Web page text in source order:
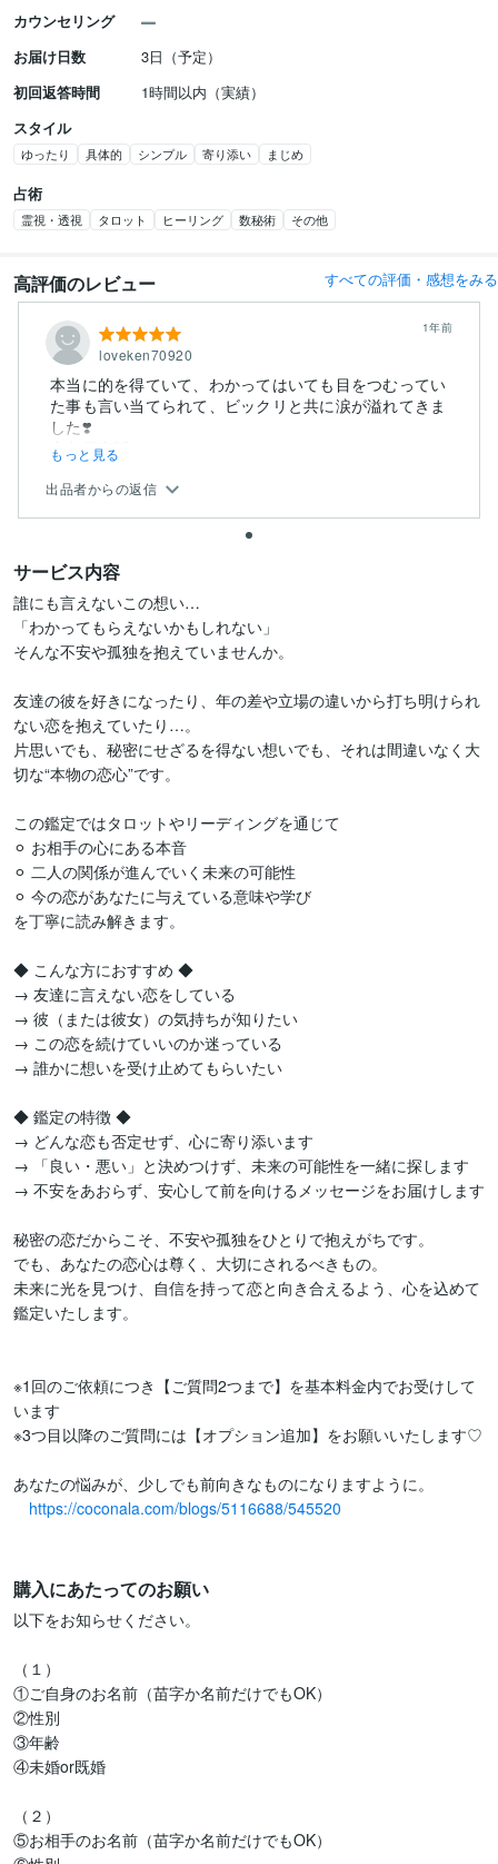
カウンセリング
お届け日数
3日（予定）
初回返答時間
1時間以内（実績）
スタイル
ゆったり 具体的 シンプル 寄り添い まじめ
占術
霊視・透視 タロット ヒーリング 数秘術 その他
高評価のレビュー すべての評価・感想をみる
loveken70920
1年前
本当に的を得ていて、わかってはいても目をつむってい
た事も言い当てられて、ビックリと共に涙が溢れてきま
した❣️
永久保存版...
もっと見る
出品者からの返信
サービス内容
誰にも言えないこの想い…
「わかってもらえないかもしれない」
そんな不安や孤独を抱えていませんか。
友達の彼を好きになったり、年の差や立場の違いから打ち明けられ
ない恋を抱えていたり…。
片思いでも、秘密にせざるを得ない想いでも、それは間違いなく大
切な“本物の恋心”です。
この鑑定ではタロットやリーディングを通じて
⚪︎ お相手の心にある本音
⚪︎ 二人の関係が進んでいく未来の可能性
⚪︎ 今の恋があなたに与えている意味や学び
を丁寧に読み解きます。
◆ こんな方におすすめ ◆
→ 友達に言えない恋をしている
→ 彼（または彼女）の気持ちが知りたい
→ この恋を続けていいのか迷っている
→ 誰かに想いを受け止めてもらいたい
◆ 鑑定の特徴 ◆
→ どんな恋も否定せず、心に寄り添います
→ 「良い・悪い」と決めつけず、未来の可能性を一緒に探します
→ 不安をあおらず、安心して前を向けるメッセージをお届けします
秘密の恋だからこそ、不安や孤独をひとりで抱えがちです。
でも、あなたの恋心は尊く、大切にされるべきもの。
未来に光を見つけ、自信を持って恋と向き合えるよう、心を込めて
鑑定いたします。
※1回のご依頼につき【ご質問2つまで】を基本料金内でお受けして
います
※3つ目以降のご質問には【オプション追加】をお願いいたします♡
あなたの悩みが、少しでも前向きなものになりますように。
https://coconala.com/blogs/5116688/545520
購入にあたってのお願い
以下をお知らせください。
（１）
①ご自身のお名前（苗字か名前だけでもOK）
②性別
③年齢
④未婚or既婚
（２）
⑤お相手のお名前（苗字か名前だけでもOK）